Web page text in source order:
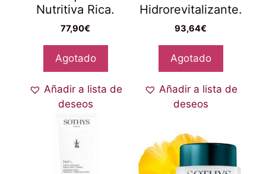
Nutritiva Rica.
77,90€
Agotado
Añadir a lista de
deseos
Hidrorevitalizante.
93,64€
Agotado
Añadir a lista de
deseos